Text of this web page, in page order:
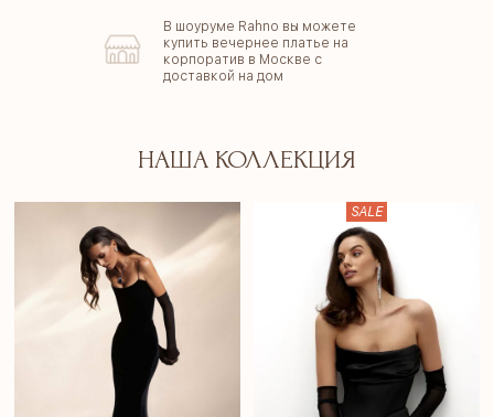
В шоуруме Rahno вы можете
купить вечернее платье на
корпоратив в Москве с
доставкой на дом
НАША КОЛЛЕКЦИЯ
SALE